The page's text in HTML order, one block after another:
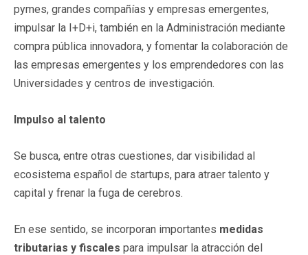
pymes, grandes compañías y empresas emergentes,
impulsar la I+D+i, también en la Administración mediante
compra pública innovadora, y fomentar la colaboración de
las empresas emergentes y los emprendedores con las
Universidades y centros de investigación.
Impulso al talento
Se busca, entre otras cuestiones, dar visibilidad al
ecosistema español de startups, para atraer talento y
capital y frenar la fuga de cerebros.
En ese sentido, se incorporan importantes medidas
tributarias y fiscales para impulsar la atracción del